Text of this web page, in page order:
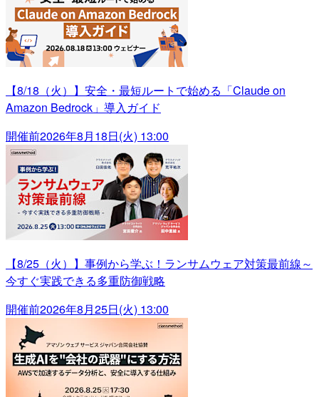
【8/18（火）】安全・最短ルートで始める「Claude on
Amazon Bedrock」導入ガイド
開催前2026年8月18日(火) 13:00
【8/25（火）】事例から学ぶ！ランサムウェア対策最前線～
今すぐ実践できる多重防御戦略
開催前2026年8月25日(火) 13:00